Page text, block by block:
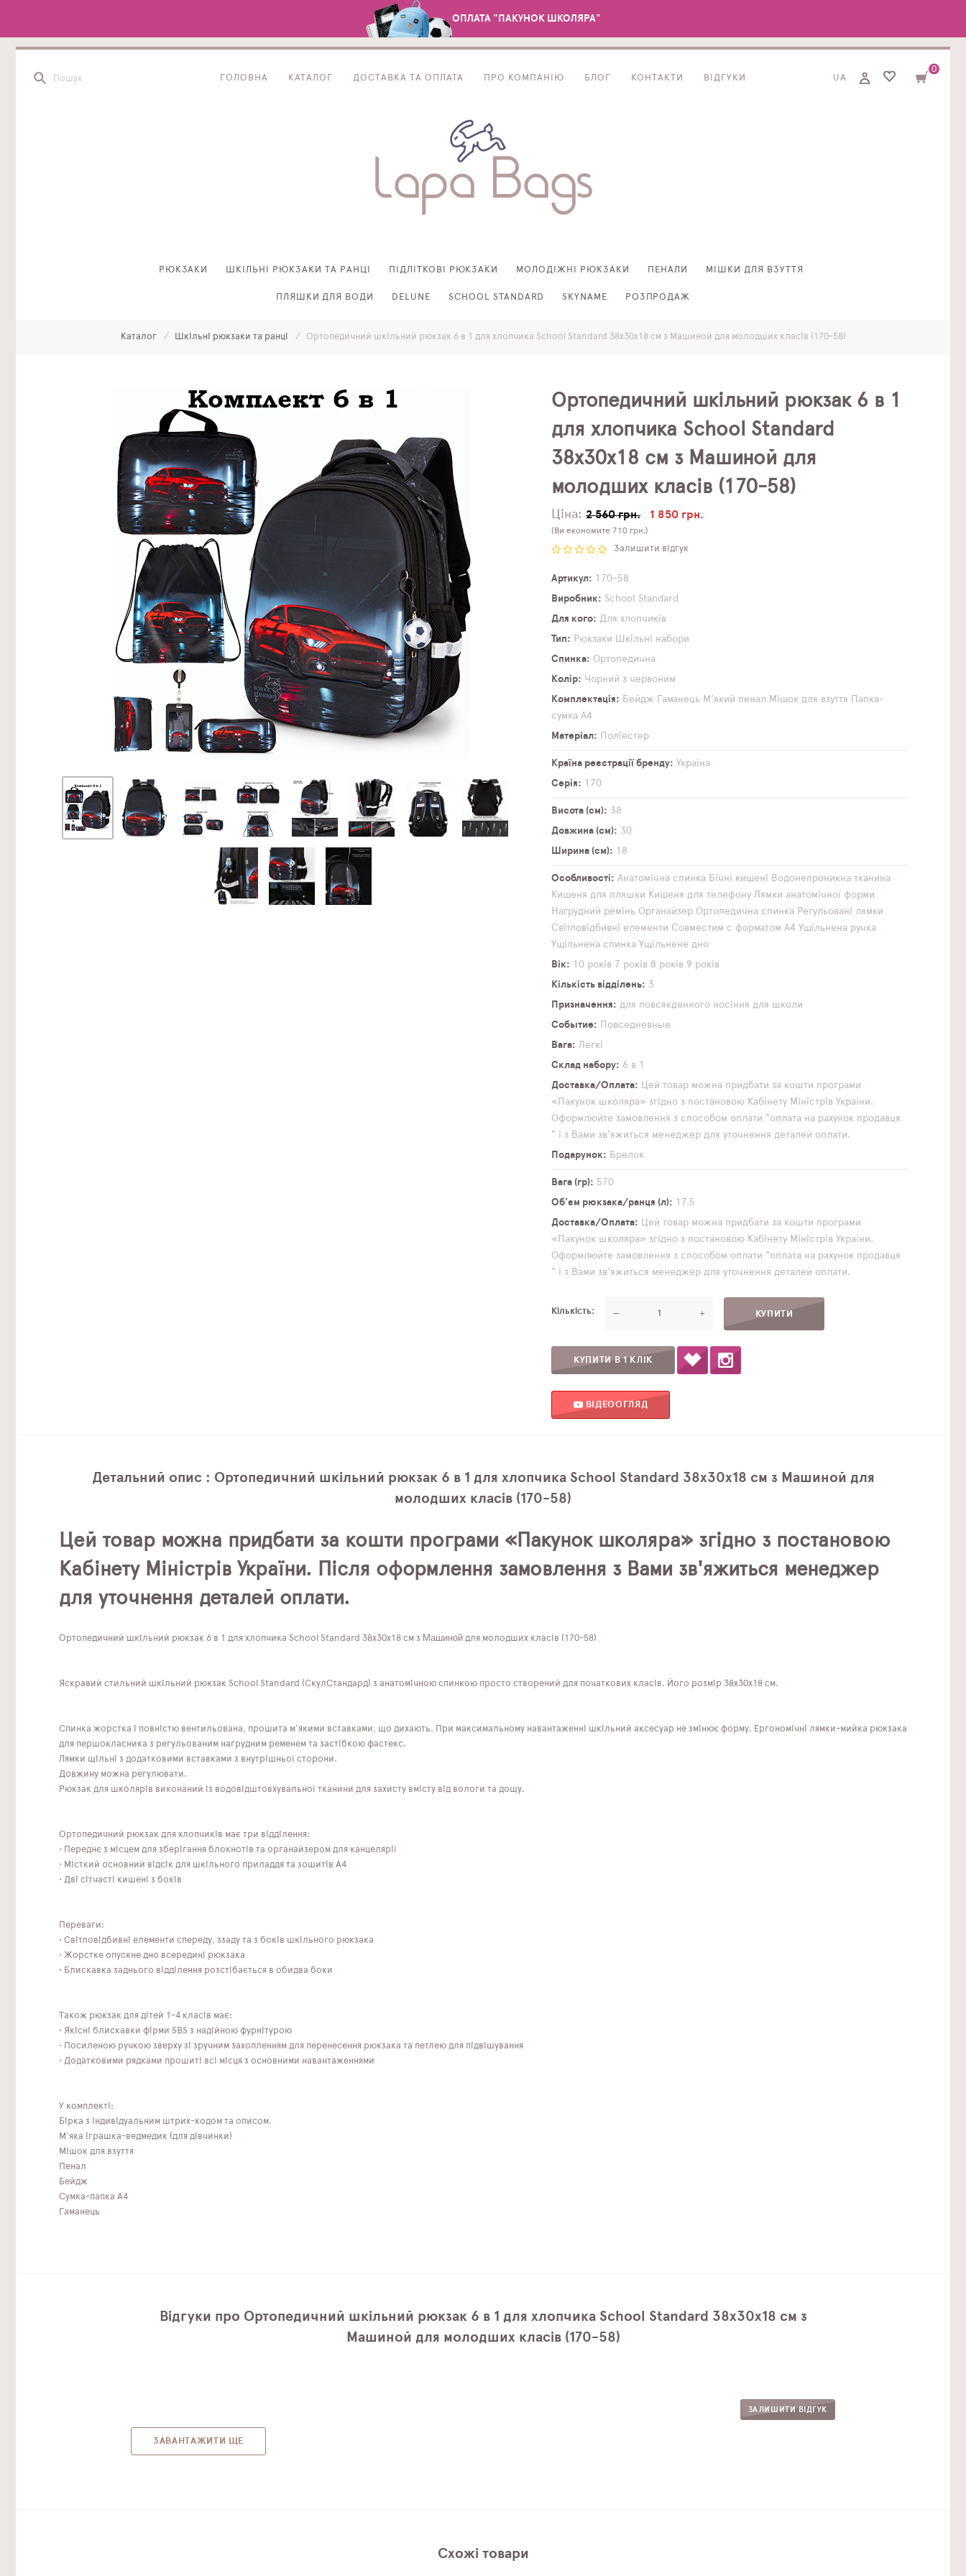
ОПЛАТА "ПАКУНОК ШКОЛЯРА"
ГОЛОВНА КАТАЛОГ ДОСТАВКА ТА ОПЛАТА ПРО КОМПАНІЮ БЛОГ КОНТАКТИ ВІДГУКИ UA
0
РЮКЗАКИ ШКІЛЬНІ РЮКЗАКИ ТА РАНЦІ ПІДЛІТКОВІ РЮКЗАКИ МОЛОДІЖНІ РЮКЗАКИ ПЕНАЛИ МІШКИ ДЛЯ ВЗУТТЯ
ПЛЯШКИ ДЛЯ ВОДИ DELUNE SCHOOL STANDARD SKYNAME РОЗПРОДАЖ
Каталог Шкільні рюкзаки та ранці Ортопедичний шкільний рюкзак 6 в 1 для хлопчика School Standard 38х30х18 см з Машиной для молодших класів (170-58)
Ортопедичний шкільний рюкзак 6 в 1
для хлопчика School Standard
38х30х18 см з Машиной для
молодших класів (170-58)
Ціна: 2 560 грн. 1 850 грн.
(Ви економите 710 грн.)
Залишити відгук
Артикул
170-58
Виробник
School Standard
Для кого
Для хлопчиків
Тип
Рюкзаки Шкільні набори
Спинка
Ортопедична
Колір
Чорний з червоним
Комплектація
Бейдж Гаманець М'який пенал Мішок для взуття
Папка-
сумка А4
Матеріал
Поліестер
Країна реєстрації бренду
Україна
Серія
170
Висота (см)
38
Довжина (см)
30
Ширина (см)
18
Особливості Анатомічна спинка Бічні кишені Водонепроникна тканина
Кишеня для пляшки Кишеня для телефону Лямки анатомічної форми
Нагрудний ремінь Органайзер Ортопедична спинка Регульовані лямки
Світловідбивні елементи Совместим с форматом А4 Ущільнена ручка
Ущільнена спинка Ущільнене дно
Вік
10 років 7 років 8 років 9 років
Кількість відділень
3
Призначення
для повсякденного носіння для школи
Событие
Повседневные
Вага
Легкі
Склад набору
6 в 1
Доставка/Оплата
Цей товар можна придбати за кошти програми
«Пакунок школяра» згідно з постановою Кабінету Міністрів України.
Оформлюйте замовлення з способом оплати "оплата на рахунок продавця
" і з Вами зв'яжиться менеджер для уточнення деталей оплати.
Подарунок
Брелок
Вага (гр)
570
Об'єм рюкзака/ранця (л)
17,5
Доставка/Оплата
Цей товар можна придбати за кошти програми
«Пакунок школяра» згідно з постановою Кабінету Міністрів України.
Оформлюйте замовлення з способом оплати "оплата на рахунок продавця
" і з Вами зв'яжиться менеджер для уточнення деталей оплати.
Кількість — +
КУПИТИ В 1 КЛІК
ВІДЕООГЛЯД
Детальний опис : Ортопедичний шкільний рюкзак 6 в 1 для хлопчика School Standard 38х30х18 см з Машиной для
молодших класів (170-58)
Цей товар можна придбати за кошти програми «Пакунок школяра» згідно з постановою
Кабінету Міністрів України. Після оформлення замовлення з Вами зв'яжиться менеджер
для уточнення деталей оплати.
Ортопедичний шкільний рюкзак 6 в 1 для хлопчика School Standard 38х30х18 см з Машиной для молодших класів (170-58)
Яскравий стильний шкільний рюкзак School Standard (СкулСтандард) з анатомічною спинкою просто створений для початкових класів. Його розмір 38х30х18 см.
Спинка жорстка і повністю вентильована, прошита м'якими вставками, що дихають. При максимальному навантаженні шкільний аксесуар не змінює форму. Ергономічні лямки-мийка рюкзака
для першокласника з регульованим нагрудним ременем та застібкою фастекс.
Лямки щільні з додатковими вставками з внутрішньої сторони.
Довжину можна регулювати.
Рюкзак для школярів виконаний із водовідштовхувальної тканини для захисту вмісту від вологи та дощу.
Ортопедичний рюкзак для хлопчиків має три відділення:
• Переднє з місцем для зберігання блокнотів та органайзером для канцелярії
• Місткий основний відсік для шкільного приладдя та зошитів А4
• Дві сітчасті кишені з боків
Переваги:
• Світловідбивні елементи спереду, ззаду та з боків шкільного рюкзака
• Жорстке опускне дно всередині рюкзака
• Блискавка заднього відділення розстібається в обидва боки
Також рюкзак для дітей 1-4 класів має:
• Якісні блискавки фірми SBS з надійною фурнітурою
• Посиленою ручкою зверху зі зручним захопленням для перенесення рюкзака та петлею для підвішування
• Додатковими рядками прошиті всі місця з основними навантаженнями
У комплекті:
Бірка з індивідуальним штрих-кодом та описом.
М'яка іграшка-ведмедик (для дівчинки)
Мішок для взуття
Пенал
Бейдж
Сумка-папка А4
Гаманець
Відгуки про Ортопедичний шкільний рюкзак 6 в 1 для хлопчика School Standard 38х30х18 см з
Машиной для молодших класів (170-58)
ЗАЛИШИТИ ВІДГУК
ЗАВАНТАЖИТИ ЩЕ
Схожі товари